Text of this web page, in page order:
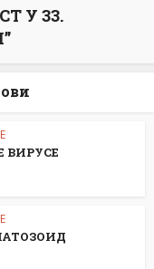
У 33.
ВИРУСЕ